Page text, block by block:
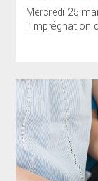
Mercredi 25
l’imprégnation